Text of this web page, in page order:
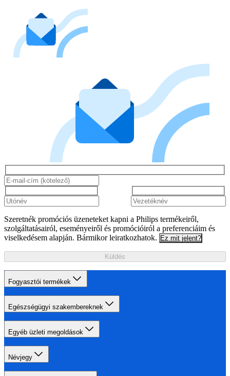
Szeretnék promóciós üzeneteket kapni a Philips termékeiről,
szolgáltatásairól, eseményeiről és promócióiról a preferenciáim és
viselkedésem alapján. Bármikor leiratkozhatok. Ez mit jelent?
Küldés
Fogyasztói termékek
Egészségügyi szakembereknek
Egyéb üzleti megoldások
Névjegy